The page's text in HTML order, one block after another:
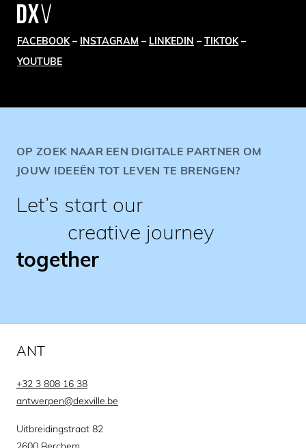
FACEBOOK– INSTAGRAM – LINKEDIN – TIKTOK–
YOUTUBE
OP ZOEK NAAR EEN DIGITALE PARTNER OM
JOUW IDEEËN TOT LEVEN TE BRENGEN?
Let’s start our
creative journey
together
ANT
+32 3 808 16 38
antwerpen@dexville.be
Uitbreidingstraat 82